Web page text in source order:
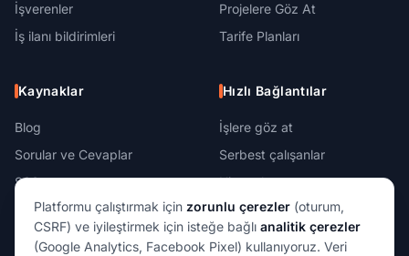
İşverenler
İş ilanı bildirimleri
Projelere Göz At
Tarife Planları
Kaynaklar
Blog
Sorular ve Cevaplar
SSS
Referans Programı
Platform
Hızlı Bağlantılar
İşlere göz at
Serbest çalışanlar
Hizmetler
Kayıt
Giriş yap
Platformu çalıştırmak için zorunlu çerezler (oturum,
CSRF) ve iyileştirmek için isteğe bağlı analitik çerezler
(Google Analytics, Facebook Pixel) kullanıyoruz. Veri